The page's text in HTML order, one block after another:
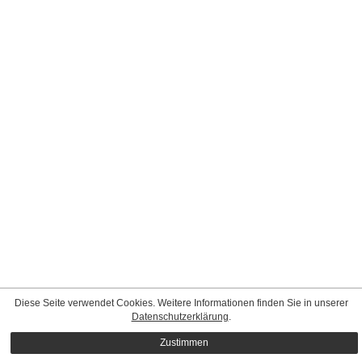
Diese Seite verwendet Cookies. Weitere Informationen finden Sie in unserer
Datenschutzerklärung.
Zustimmen